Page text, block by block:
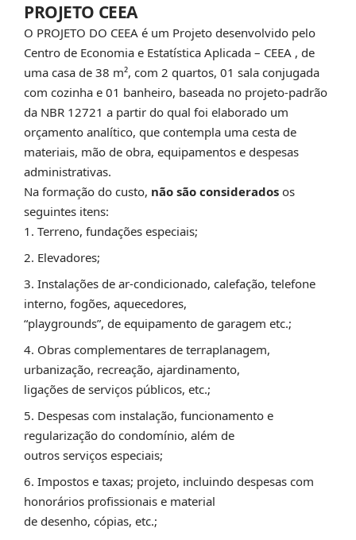
PROJETO CEEA
O PROJETO DO CEEA é um Projeto desenvolvido pelo
Centro de Economia e Estatística Aplicada – CEEA , de
uma casa de 38 m², com 2 quartos, 01 sala conjugada
com cozinha e 01 banheiro, baseada no projeto-padrão
da NBR 12721 a partir do qual foi elaborado um
orçamento analítico, que contempla uma cesta de
materiais, mão de obra, equipamentos e despesas
administrativas.
Na formação do custo, não são considerados os
seguintes itens:
Terreno, fundações especiais;
Elevadores;
Instalações de ar-condicionado, calefação, telefone
interno, fogões, aquecedores,
“playgrounds”, de equipamento de garagem etc.;
Obras complementares de terraplanagem,
urbanização, recreação, ajardinamento,
ligações de serviços públicos, etc.;
Despesas com instalação, funcionamento e
regularização do condomínio, além de
outros serviços especiais;
Impostos e taxas; projeto, incluindo despesas com
honorários profissionais e material
de desenho, cópias, etc.;